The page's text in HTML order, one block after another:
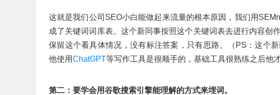
这就是我们公司SEO小白能做起来流量的根本原因，我们用
成了关键词词库表。这个新同事按照这个关键词表去进行内容创
保留这个看具体情况，没有标注答案，只有思路。（PS：这个
他使用ChatGPT等写作工具是很顺手的，基础工具很熟练之后他
第二：要学会用谷歌搜索引擎能理解的方式来埋词。